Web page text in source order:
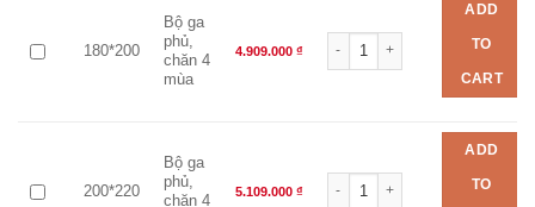
180*200
Bộ ga
phủ,
chăn 4
mùa
4.909.000 ₫
Bộ chăn ga EVERON EPM
ADD
TO
CART
200*220
Bộ ga
phủ,
chăn 4
5.109.000 ₫
Bộ chăn ga EVERON EPM
ADD
TO